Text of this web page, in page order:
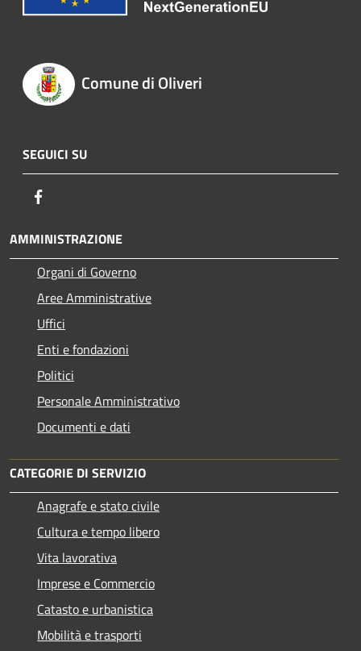
Comune di Oliveri
SEGUICI SU
AMMINISTRAZIONE
Organi di Governo
Aree Amministrative
Uffici
Enti e fondazioni
Politici
Personale Amministrativo
Documenti e dati
CATEGORIE DI SERVIZIO
Anagrafe e stato civile
Cultura e tempo libero
Vita lavorativa
Imprese e Commercio
Catasto e urbanistica
Mobilità e trasporti